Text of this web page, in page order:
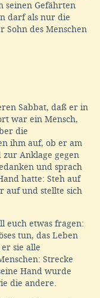
seinen Gefährten
darf als nur die
Sohn des Menschen
Sabbat, daß er in
war ein Mensch,
die
ihm auf, ob er am
Anklage gegen
und sprach
hatte: Steh auf
auf und stellte sich
euch etwas fragen:
tun, das Leben
sie alle
Strecke
Hand wurde
die andere.